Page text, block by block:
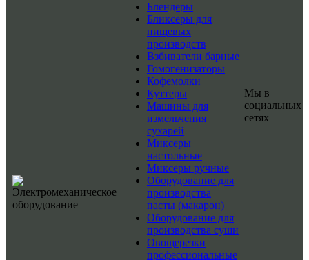
Блендеры
Бликсеры для
пищевых
производств
Взбиватели барные
Гомогенизаторы
Кофемолки
Куттеры
Машины для
измельчения
сухарей
Миксеры
настольные
Миксеры ручные
Оборудование для
производства
пасты (макарон)
Оборудование для
производства суши
Овощерезки
профессиональные
Мы в
социальных
сетях